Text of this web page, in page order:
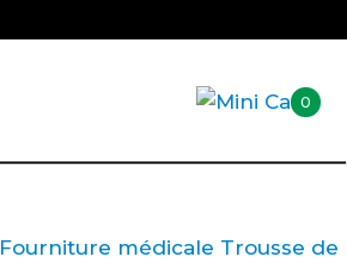
0
Fourniture médicale Trousse de